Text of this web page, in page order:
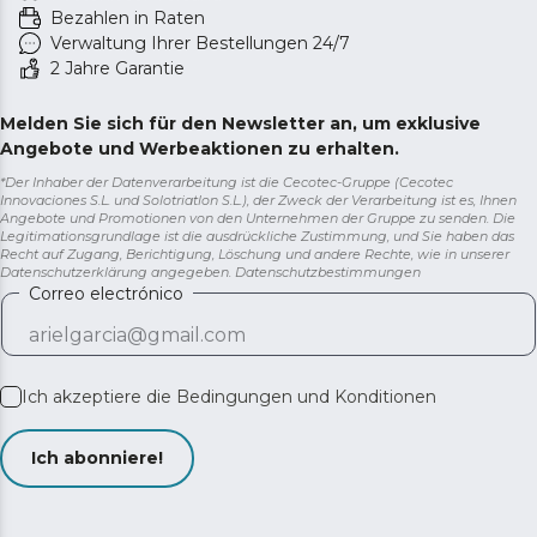
Bezahlen in Raten
Verwaltung Ihrer Bestellungen 24/7
2 Jahre Garantie
Melden Sie sich für den Newsletter an, um exklusive
Angebote und Werbeaktionen zu erhalten.
*Der Inhaber der Datenverarbeitung ist die Cecotec-Gruppe (Cecotec
Innovaciones S.L. und Solotriatlon S.L.), der Zweck der Verarbeitung ist es, Ihnen
Angebote und Promotionen von den Unternehmen der Gruppe zu senden. Die
Legitimationsgrundlage ist die ausdrückliche Zustimmung, und Sie haben das
Recht auf Zugang, Berichtigung, Löschung und andere Rechte, wie in unserer
Datenschutzerklärung angegeben. Datenschutzbestimmungen
Correo electrónico
Ich akzeptiere die Bedingungen und Konditionen
Ich abonniere!